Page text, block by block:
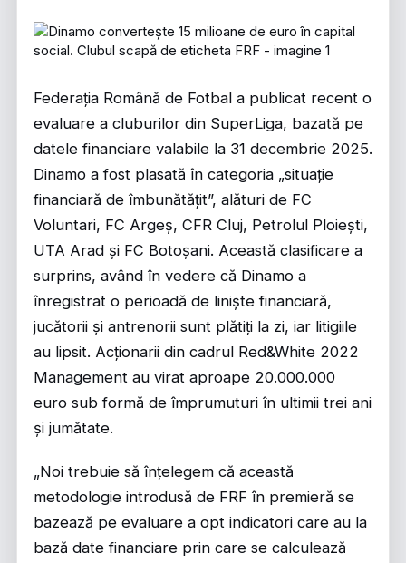
Federația Română de Fotbal a publicat recent o
evaluare a cluburilor din SuperLiga, bazată pe
datele financiare valabile la 31 decembrie 2025.
Dinamo a fost plasată în categoria „situație
financiară de îmbunătățit”, alături de FC
Voluntari, FC Argeș, CFR Cluj, Petrolul Ploiești,
UTA Arad și FC Botoșani. Această clasificare a
surprins, având în vedere că Dinamo a
înregistrat o perioadă de liniște financiară,
jucătorii și antrenorii sunt plătiți la zi, iar litigiile
au lipsit. Acționarii din cadrul Red&White 2022
Management au virat aproape 20.000.000
euro sub formă de împrumuturi în ultimii trei ani
și jumătate.
„Noi trebuie să înțelegem că această
metodologie introdusă de FRF în premieră se
bazează pe evaluare a opt indicatori care au la
bază date financiare prin care se calculează